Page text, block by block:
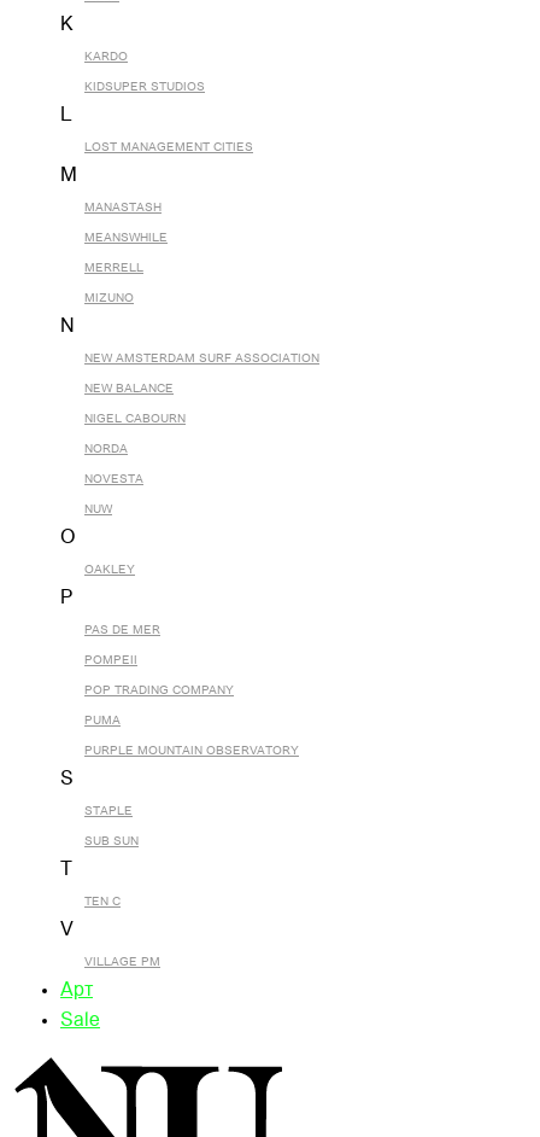
K
KARDO
KIDSUPER STUDIOS
L
LOST MANAGEMENT CITIES
M
MANASTASH
MEANSWHILE
MERRELL
MIZUNO
N
NEW AMSTERDAM SURF ASSOCIATION
NEW BALANCE
NIGEL CABOURN
NORDA
NOVESTA
NUW
O
OAKLEY
P
PAS DE MER
POMPEII
POP TRADING COMPANY
PUMA
PURPLE MOUNTAIN OBSERVATORY
S
STAPLE
SUB SUN
TEN C
V
VILLAGE PM
Арт
Sale